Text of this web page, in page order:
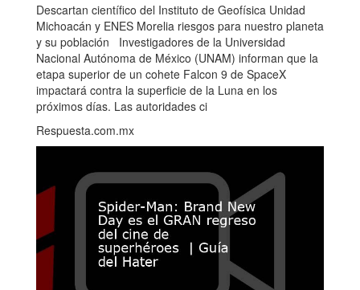
Descartan científico del Instituto de Geofísica Unidad
Michoacán y ENES Morelia riesgos para nuestro planeta
y su población Investigadores de la Universidad
Nacional Autónoma de México (UNAM) informan que la
etapa superior de un cohete Falcon 9 de SpaceX
impactará contra la superficie de la Luna en los
próximos días. Las autoridades ci
Respuesta.com.mx